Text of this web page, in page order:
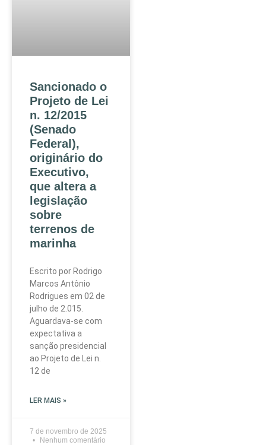
Sancionado o
Projeto de Lei
n. 12/2015
(Senado
Federal),
originário do
Executivo,
que altera a
legislação
sobre
terrenos de
marinha
Escrito por Rodrigo
Marcos Antônio
Rodrigues em 02 de
julho de 2.015.
Aguardava-se com
expectativa a
sanção presidencial
ao Projeto de Lei n.
12 de
LER MAIS »
7 de novembro de 2025
Nenhum comentário